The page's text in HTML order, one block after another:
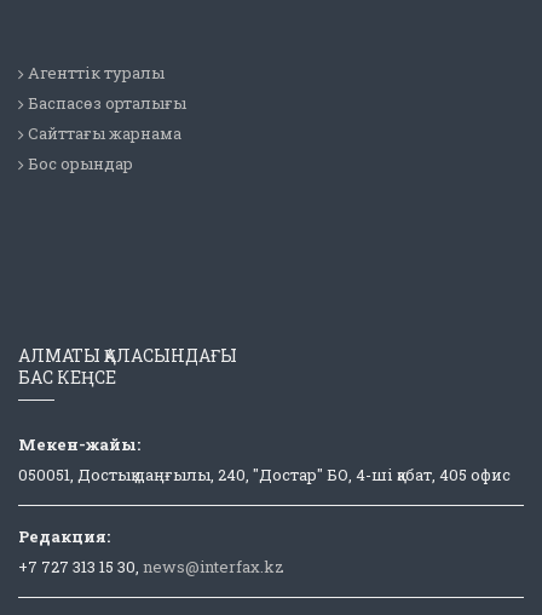
Агенттік туралы
Баспасөз орталығы
Сайттағы жарнама
Бос орындар
АЛМАТЫ ҚАЛАСЫНДАҒЫ
БАС КЕҢСЕ
Мекен-жайы:
050051, Достық даңғылы, 240, "Достар" БО, 4-ші қабат, 405 офис
Редакция:
+7 727 313 15 30, news@interfax.kz